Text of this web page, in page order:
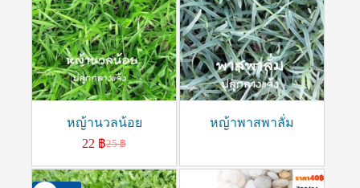
หญ้านวลน้อย
25฿
22 ฿
หญ้าพาสพาลั่ม